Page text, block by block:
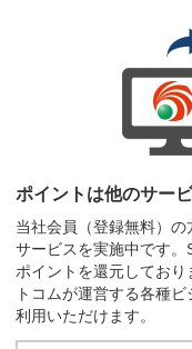
ポイントは他のサー
当社会員（登録無料）
サービスを実施中です
ポイントを還元してお
トコムが運営する各種
利用いただけます。